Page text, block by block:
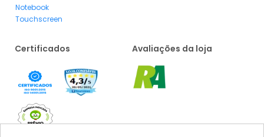
Notebook
Touchscreen
Certificados Avaliações da loja